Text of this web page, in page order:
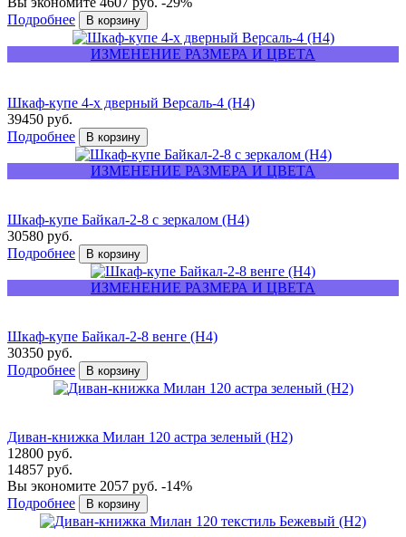
Подробнее
ИЗМЕНЕНИЕ РАЗМЕРА И ЦВЕТА
Шкаф-купе 4-х дверный Версаль-4 (Н4)
39450 руб.
Подробнее
ИЗМЕНЕНИЕ РАЗМЕРА И ЦВЕТА
Шкаф-купе Байкал-2-8 с зеркалом (Н4)
30580 руб.
Подробнее
ИЗМЕНЕНИЕ РАЗМЕРА И ЦВЕТА
Шкаф-купе Байкал-2-8 венге (Н4)
30350 руб.
Подробнее
Диван-книжка Милан 120 астра зеленый (H2)
12800 руб.
14857 руб.
Вы экономите 2057 руб. -14%
Подробнее